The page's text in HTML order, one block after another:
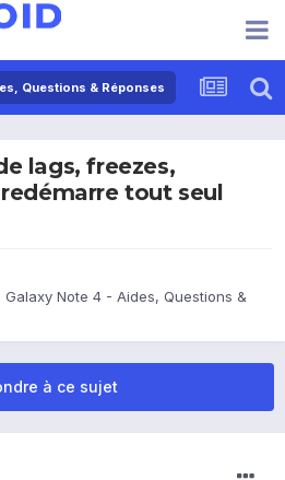
Questions & Réponses
lags, freezes,
tout seul
Galaxy Note 4 - Aides, Questions &
à ce sujet